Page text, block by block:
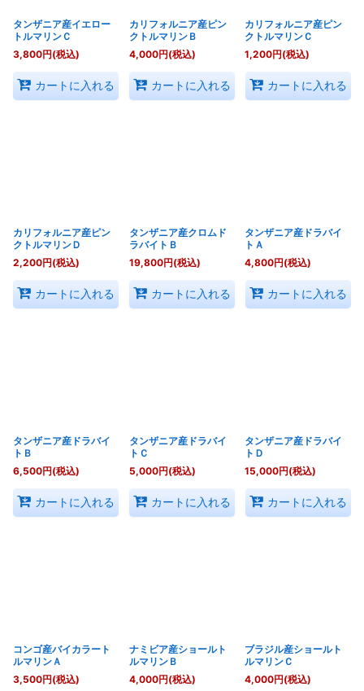
タンザニア産イエロー
トルマリンＣ
3,800円(税込)
カートに入れる
カリフォルニア産ピン
クトルマリンＢ
4,000円(税込)
カートに入れる
カリフォルニア産ピン
クトルマリンＣ
1,200円(税込)
カートに入れる
カリフォルニア産ピン
クトルマリンＤ
2,200円(税込)
カートに入れる
タンザニア産クロムド
ラバイトＢ
19,800円(税込)
カートに入れる
タンザニア産ドラバイ
トＡ
4,800円(税込)
カートに入れる
タンザニア産ドラバイ
トＢ
6,500円(税込)
カートに入れる
タンザニア産ドラバイ
トＣ
5,000円(税込)
カートに入れる
タンザニア産ドラバイ
トＤ
15,000円(税込)
カートに入れる
コンゴ産バイカラート
ルマリンＡ
3,500円(税込)
ナミビア産ショールト
ルマリンＢ
4,000円(税込)
ブラジル産ショールト
ルマリンＣ
4,000円(税込)